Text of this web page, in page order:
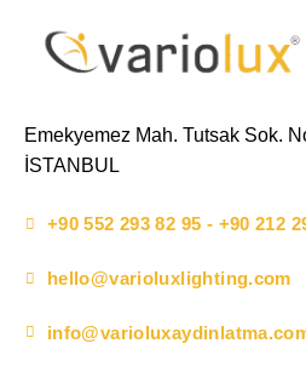
Emekyemez Mah. Tutsak Sok.
İSTANBUL
+90 552 293 82 95 - +90 212
hello@varioluxlighting.com